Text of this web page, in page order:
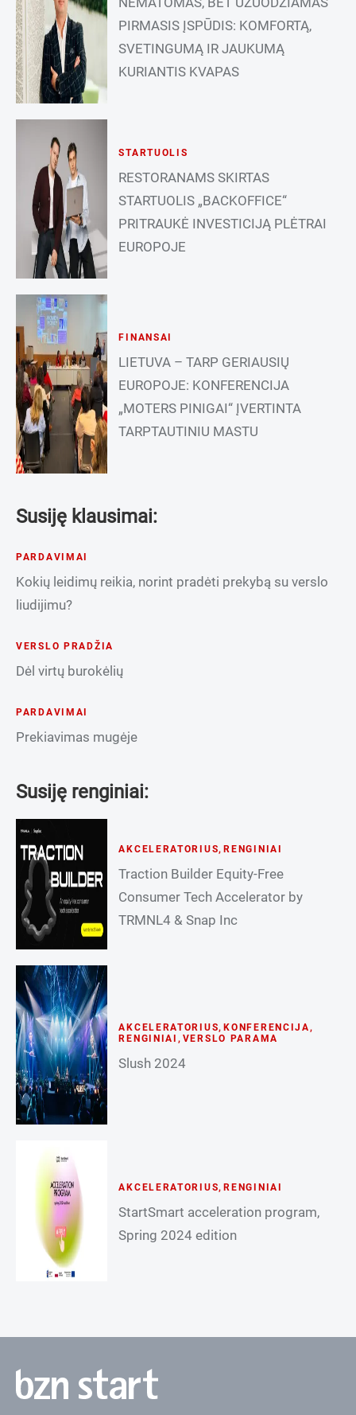
PIRMASIS ĮSPŪDIS: KOMFORTĄ,
SVETINGUMĄ IR JAUKUMĄ
KURIANTIS KVAPAS
STARTUOLIS
RESTORANAMS SKIRTAS
STARTUOLIS „BACKOFFICE“
PRITRAUKĖ INVESTICIJĄ PLĖTRAI
EUROPOJE
FINANSAI
LIETUVA – TARP GERIAUSIŲ
EUROPOJE: KONFERENCIJA
„MOTERS PINIGAI“ ĮVERTINTA
TARPTAUTINIU MASTU
Susiję klausimai:
PARDAVIMAI
Kokių leidimų reikia, norint pradėti prekybą su verslo
liudijimu?
VERSLO PRADŽIA
Dėl virtų burokėlių
PARDAVIMAI
Prekiavimas mugėje
Susiję renginiai:
AKCELERATORIUS, RENGINIAI
Traction Builder Equity-Free
Consumer Tech Accelerator by
TRMNL4 & Snap Inc
AKCELERATORIUS, KONFERENCIJA,
RENGINIAI , VERSLO PARAMA
Slush 2024
AKCELERATORIUS, RENGINIAI
StartSmart acceleration program,
Spring 2024 edition